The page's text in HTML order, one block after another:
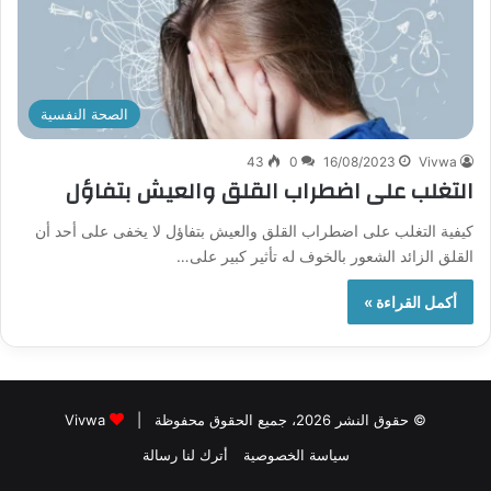
الصحة النفسية
Vivwa
16/08/2023
0
43
التغلب على اضطراب القلق والعيش بتفاؤل
كيفية التغلب على اضطراب القلق والعيش بتفاؤل لا يخفى على أحد أن
القلق الزائد الشعور بالخوف له تأثير كبير على…
أكمل القراءة »
© حقوق النشر 2026، جميع الحقوق محفوظة |
Vivwa
سياسة الخصوصية
أترك لنا رسالة